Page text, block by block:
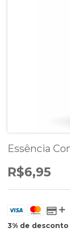
Essência
R$6,95
3% de desconto